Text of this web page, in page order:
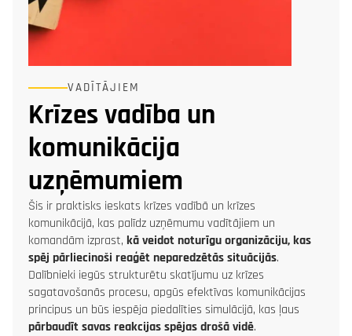
VADĪTĀJIEM
Krīzes vadība un
komunikācija
uzņēmumiem
Šis ir praktisks ieskats krīzes vadībā un krīzes
komunikācijā, kas palīdz uzņēmumu vadītājiem un
komandām izprast, kā veidot noturīgu organizāciju, kas
spēj pārliecinoši reaģēt neparedzētās situācijās.
Dalībnieki iegūs strukturētu skatījumu uz krīzes
sagatavošanās procesu, apgūs efektīvas komunikācijas
principus un būs iespēja piedalīties simulācijā, kas ļaus
pārbaudīt savas reakcijas spējas drošā vidē.